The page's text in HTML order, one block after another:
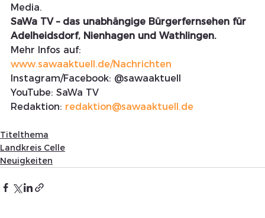
Media.
SaWa TV – das unabhängige Bürgerfernsehen für
Adelheidsdorf, Nienhagen und Wathlingen.
Mehr Infos auf:
www.sawaaktuell.de/Nachrichten
Instagram/Facebook: @sawaaktuell
YouTube: SaWa TV
Redaktion: redaktion@sawaaktuell.de
Titelthema
Landkreis Celle
Neuigkeiten